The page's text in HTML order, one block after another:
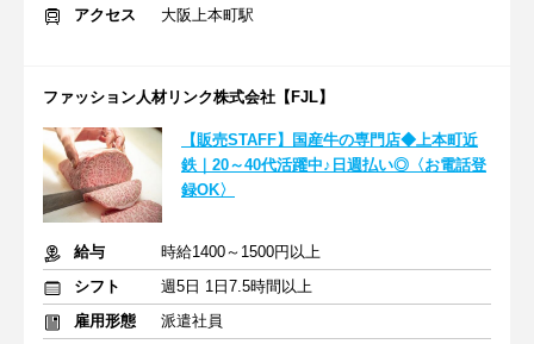
アクセス
大阪上本町駅
ファッション人材リンク株式会社【FJL】
【販売STAFF】国産牛の専門店◆上本町近
鉄｜20～40代活躍中♪日週払い◎〈お電話登
録OK〉
給与
時給1400～1500円以上
シフト
週5日 1日7.5時間以上
雇用形態
派遣社員